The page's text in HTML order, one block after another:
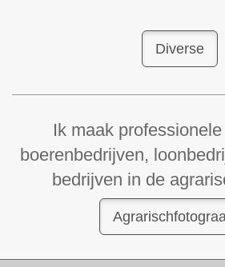
Diverse
Ik maak professionele
boerenbedrijven,
bedrijven in de